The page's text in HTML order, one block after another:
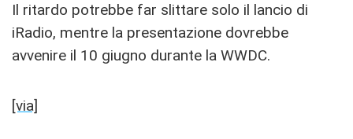
Il ritardo potrebbe far slittare solo il lancio di
iRadio, mentre la presentazione dovrebbe
avvenire il 10 giugno durante la WWDC.
[via]